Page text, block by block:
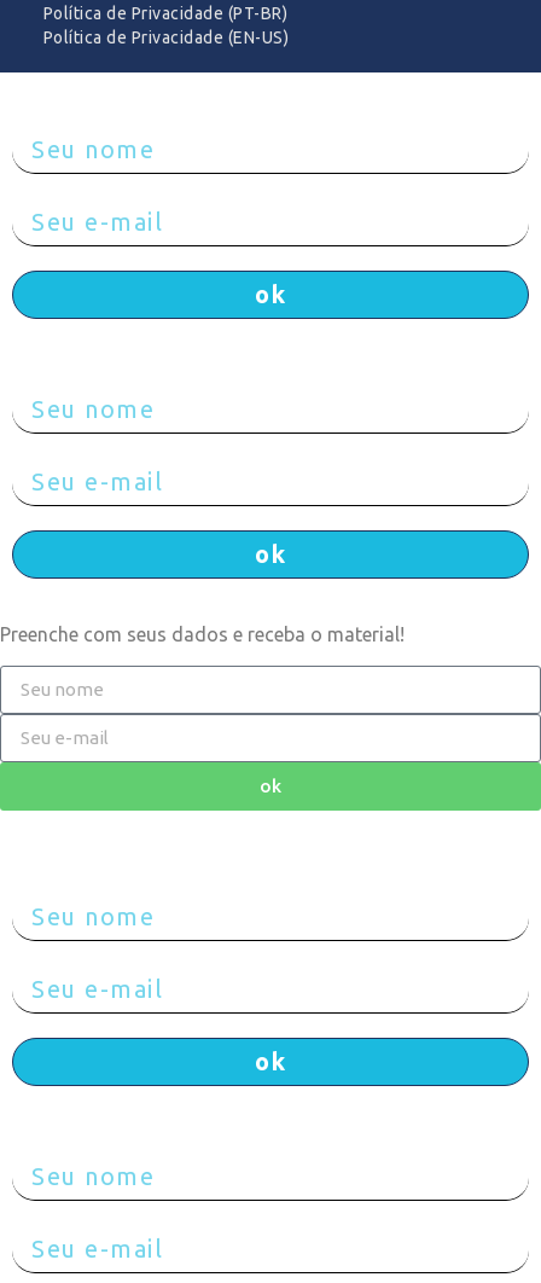
Política de Privacidade (PT-BR)
Política de Privacidade (EN-US)
ok
ok
Preenche com seus dados e receba o material!
ok
ok